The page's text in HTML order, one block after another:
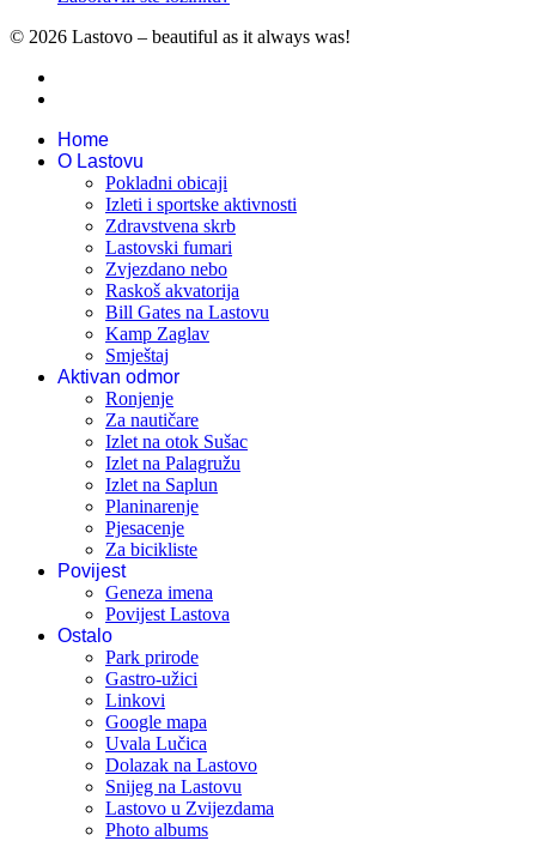
© 2026 Lastovo – beautiful as it always was!
Home
O Lastovu
Pokladni obicaji
Izleti i sportske aktivnosti
Zdravstvena skrb
Lastovski fumari
Zvjezdano nebo
Raskoš akvatorija
Bill Gates na Lastovu
Kamp Zaglav
Smještaj
Aktivan odmor
Ronjenje
Za nautičare
Izlet na otok Sušac
Izlet na Palagružu
Izlet na Saplun
Planinarenje
Pjesacenje
Za bicikliste
Povijest
Geneza imena
Povijest Lastova
Ostalo
Park prirode
Gastro-užici
Linkovi
Google mapa
Uvala Lučica
Dolazak na Lastovo
Snijeg na Lastovu
Lastovo u Zvijezdama
Photo albums